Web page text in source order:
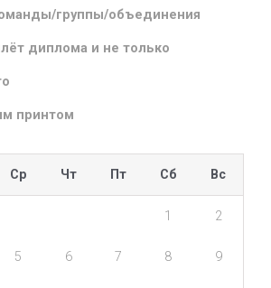
группы/объединения
диплома и не только
принтом
Ср Чт Пт Сб Вс
1 2
5 6 7 8 9